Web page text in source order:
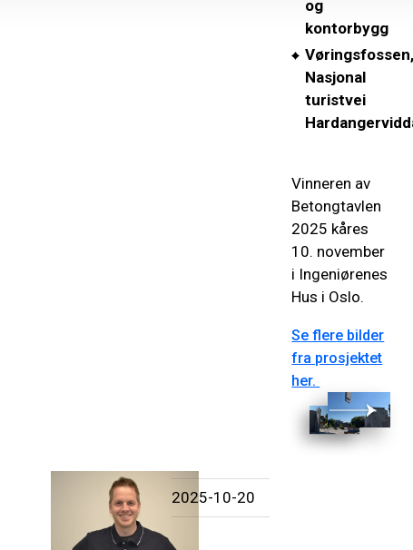
og
kontorbygg
Vøringsfossen,
Nasjonal
turistvei
Vinneren av
Betongtavlen
2025 kåres
10. november
i Ingeniørenes
Hus i Oslo.
Se flere bilder
fra prosjektet
her.
2025-10-20